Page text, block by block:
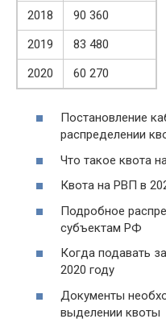
2018
90 360
2019
83 480
2020
60 270
Постановление
распределении
Что такое квота
Квота на РВП в
Подробное
субъектам РФ
Когда подавать
2020 году
Документы
выделении квоты